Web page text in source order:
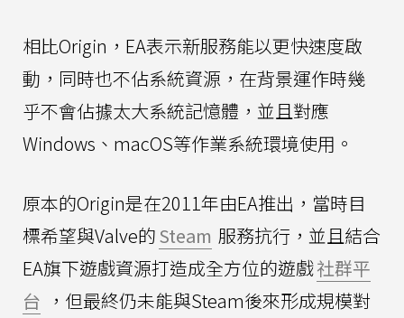
相比Origin，EA表示新服務能以更快速度啟
動，同時也不佔系統資源，在背景運作時幾
乎不會佔據太大系統記憶體，並且對應
Windows、macOS等作業系統環境使用。
原本的Origin是在2011年由EA推出，當時目
標希望與Valve的Steam 服務抗行，並且結合
EA旗下遊戲資源打造成全方位的遊戲社群平
台 ，但最終仍未能與Steam後來形成規模對